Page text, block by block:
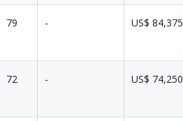
79 - US$ 84,375
72 - US$ 74,250